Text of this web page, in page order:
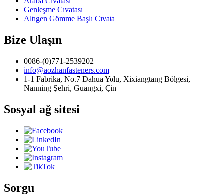
Genleşme Cıvatası
Altıgen Gömme Başlı Cıvata
Bize Ulaşın
0086-(0)771-2539202
info@aozhanfasteners.com
1-1 Fabrika, No.7 Dahua Yolu, Xixiangtang Bölgesi,
Nanning Şehri, Guangxi, Çin
Sosyal ağ sitesi
Sorgu